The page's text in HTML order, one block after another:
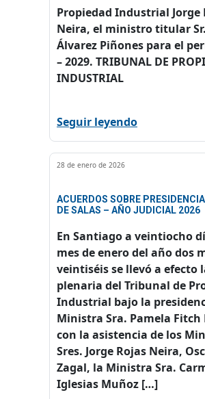
Propiedad Industrial Jorge
Neira, el ministro titular
Álvarez Piñones para el
– 2029. TRIBUNAL DE
INDUSTRIAL
Seguir leyendo
28 de enero de 2026
ACUERDOS SOBRE
DE SALAS – AÑO JUDICIAL 2026
En Santiago a veintiocho
mes de enero del año dos
veintiséis se llevó a efecto
plenaria del Tribunal de
Industrial bajo la
Ministra Sra. Pamela Fitch
con la asistencia de los
Sres. Jorge Rojas Neira,
Zagal, la Ministra Sra.
Iglesias Muñoz […]